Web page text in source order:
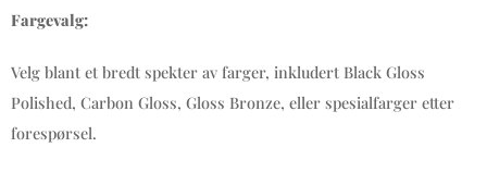
Fargevalg:
Velg blant et bredt spekter av farger, inkludert Black Gloss
Polished, Carbon Gloss, Gloss Bronze, eller spesialfarger etter
forespørsel.